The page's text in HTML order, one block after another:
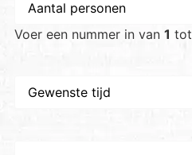
personen *
Voer een nummer in van 1 tot
tijd